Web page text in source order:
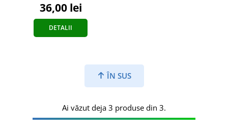
36,00 lei
DETALII
ÎN SUS
Ai văzut deja 3 produse din 3.